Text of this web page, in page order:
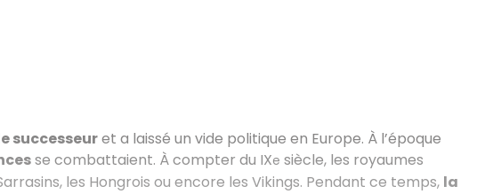
successeuret a laissé un vide politique en Europe. À l’époque
se combattaient. À compter du IXe siècle, les royaumes
les Hongrois ou encore les Vikings. Pendant ce temps, la